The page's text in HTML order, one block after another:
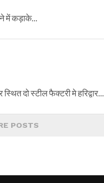
में कड़ाके...
दो स्टील फैक्टरी मे हरिद्वार...
POSTS